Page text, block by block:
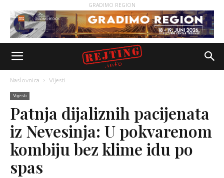
GRADIMO REGION
Naslovnica Vijesti
Vijesti
Patnja dijaliznih pacijenata
iz Nevesinja: U pokvarenom
kombiju bez klime idu po
spas